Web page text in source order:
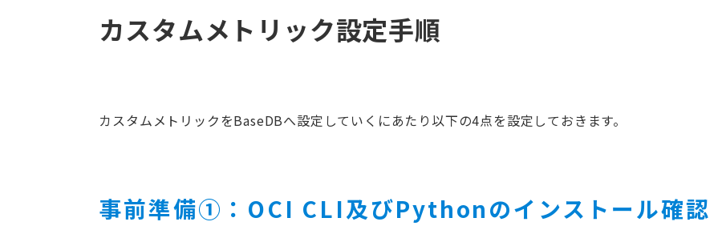
カスタムメトリック設定手順
カスタムメトリックをBaseDBへ設定していくにあたり以下の4点を設定しておきます。
事前準備①：OCI CLI及びPythonのインストール確認